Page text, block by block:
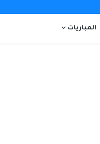
المباريات